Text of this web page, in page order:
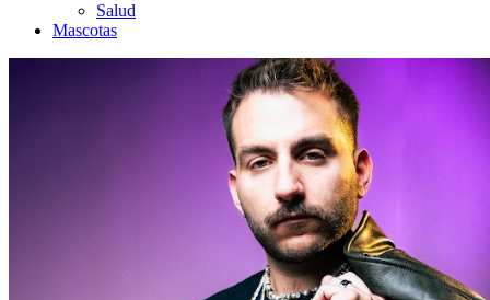
Salud
Mascotas